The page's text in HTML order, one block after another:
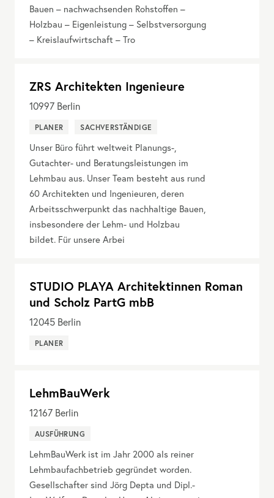
Bauen – nachwachsenden Rohstoffen –
Holzbau – Eigenleistung – Selbstversorgung
– Kreislaufwirtschaft – Tro
ZRS Architekten Ingenieure
10997 Berlin
PLANER SACHVERSTÄNDIGE
Unser Büro führt weltweit Planungs-,
Gutachter- und Beratungsleistungen im
Lehmbau aus. Unser Team besteht aus rund
60 Architekten und Ingenieuren, deren
Arbeitsschwerpunkt das nachhaltige Bauen,
insbesondere der Lehm- und Holzbau
bildet. Für unsere Arbei
STUDIO PLAYA Architektinnen Roman
und Scholz PartG mbB
12045 Berlin
PLANER
LehmBauWerk
12167 Berlin
AUSFÜHRUNG
LehmBauWerk ist im Jahr 2000 als reiner
Lehmbaufachbetrieb gegründet worden.
Gesellschafter sind Jörg Depta und Dipl.-